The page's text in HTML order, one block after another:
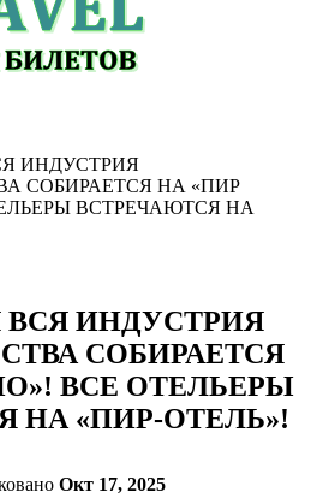
ИНДУСТРИЯ
СОБИРАЕТСЯ НА «ПИР
ВСТРЕЧАЮТСЯ НА
ВСЯ ИНДУСТРИЯ
СОБИРАЕТСЯ
ВСЕ ОТЕЛЬЕРЫ
НА «ПИР-ОТЕЛЬ»!
Окт 17, 2025